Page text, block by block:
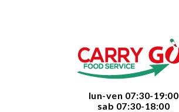
  lun-ven 07:30-19:00
  sab 07:30-18:00